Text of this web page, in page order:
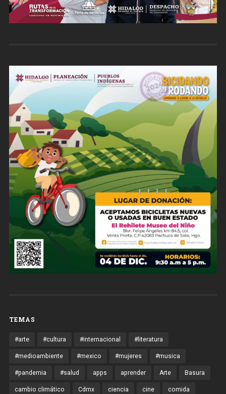
TEMAS
#arte #cultura #internacional #literatura
#medioambiente #mexico #mujeres #musica
#pandemia #salud apps aprender Arte Basura
cambio climático Cdmx ciencia cine comida